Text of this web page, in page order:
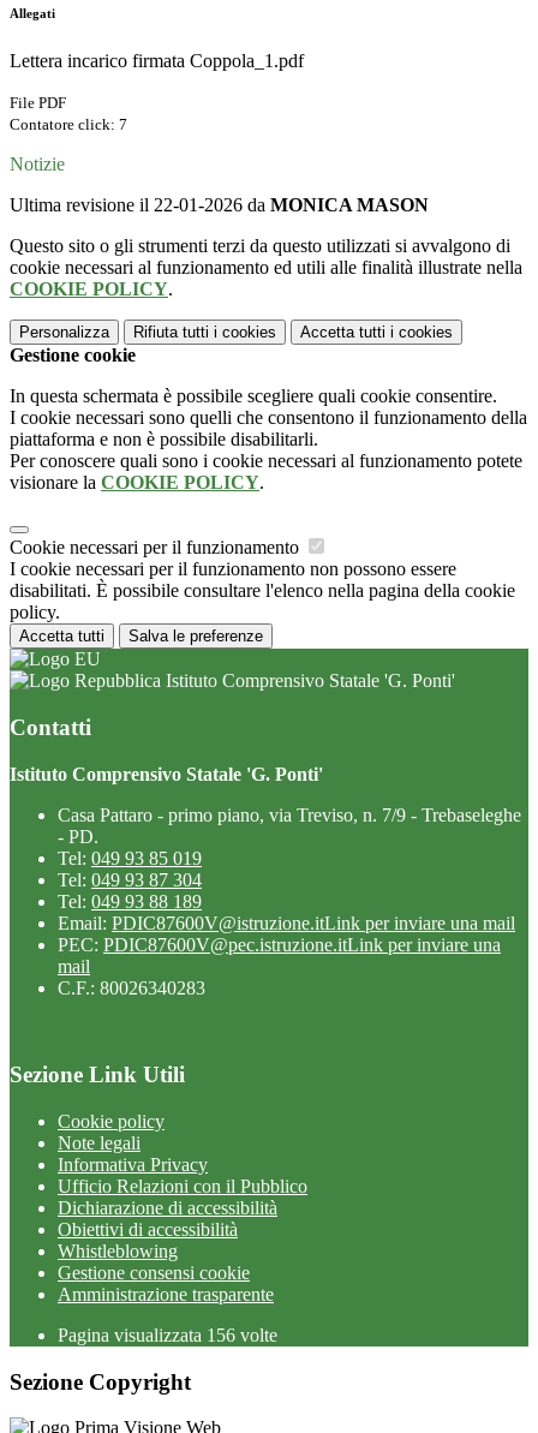
Allegati
Lettera incarico firmata Coppola_1.pdf
File PDF
Contatore click: 7
Notizie
Ultima revisione il 22-01-2026 da MONICA MASON
Questo sito o gli strumenti terzi da questo utilizzati si avvalgono di
cookie necessari al funzionamento ed utili alle finalità illustrate nella
COOKIE POLICY.
Personalizza Rifiuta tutti i cookies Accetta tutti i cookies
Gestione cookie
In questa schermata è possibile scegliere quali cookie consentire.
I cookie necessari sono quelli che consentono il funzionamento della
piattaforma e non è possibile disabilitarli.
Per conoscere quali sono i cookie necessari al funzionamento potete
visionare la COOKIE POLICY.
Cookie necessari per il funzionamento
I cookie necessari per il funzionamento non possono essere
disabilitati. È possibile consultare l'elenco nella pagina della cookie
policy.
Accetta tutti Salva le preferenze
Istituto Comprensivo Statale 'G. Ponti'
Contatti
Istituto Comprensivo Statale 'G. Ponti'
Casa Pattaro - primo piano, via Treviso, n. 7/9 - Trebaseleghe
- PD.
Tel: 049 93 85 019
Tel: 049 93 87 304
Tel: 049 93 88 189
Email: PDIC87600V@istruzione.itLink per inviare una mail
PEC: PDIC87600V@pec.istruzione.itLink per inviare una
mail
C.F.: 80026340283
Sezione Link Utili
Cookie policy
Note legali
Informativa Privacy
Ufficio Relazioni con il Pubblico
Dichiarazione di accessibilità
Obiettivi di accessibilità
Whistleblowing
Gestione consensi cookie
Amministrazione trasparente
Pagina visualizzata 156 volte
Sezione Copyright